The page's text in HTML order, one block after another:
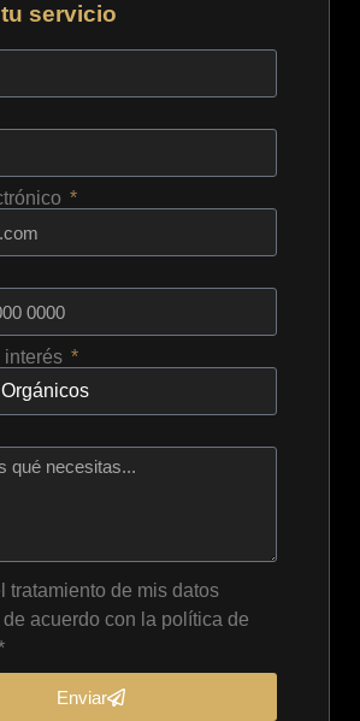
servicio
interés
tratamiento de mis datos
acuerdo con la política de
Enviar